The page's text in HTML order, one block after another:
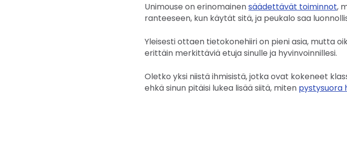
Unimouse on erinomainensäädettävät toiminnot,
ranteeseen, kun käytät sitä, ja peukalo saa
Yleisesti ottaen tietokonehiiri on pieni asia, mutta
erittäin merkittäviä etuja sinulle ja hyvinvoinnillesi.
Oletko yksi niistä ihmisistä, jotka ovat kokeneet
ehkä sinun pitäisi lukea lisää siitä, miten pystysuora